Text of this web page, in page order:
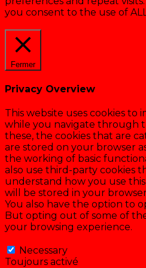
you consent to the use of
Fermer
Privacy Overview
This website uses cookies to
while you navigate through
these, the cookies that are
are stored on your browser
the working of basic
also use third-party cookies
understand how you use
will be stored in your
You also have the option to
But opting out of some of
your browsing experience.
Necessary
Toujours activé